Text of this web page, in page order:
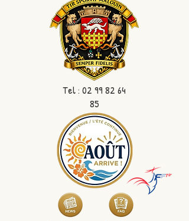
Tel : 02 99 82 64
85